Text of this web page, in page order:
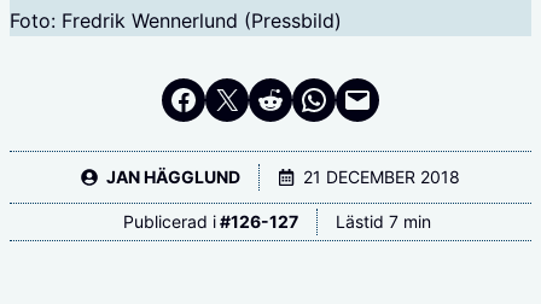
Foto: Fredrik Wennerlund (Pressbild)
Dela på Facebook
Dela på Twitter
Dela på RedditDela i WhatsApp
Maila en länk
JAN HÄGGLUND 21 DECEMBER 2018
Publicerad i #126-127 Lästid 7 min